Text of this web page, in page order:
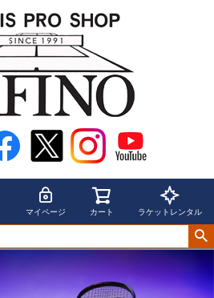
マイページ カート ラケットレンタル